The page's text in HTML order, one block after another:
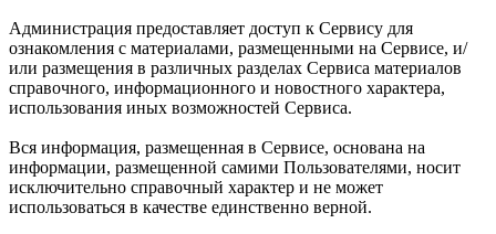
Администрация предоставляет доступ к Сервису для
ознакомления с материалами, размещенными на Сервисе, и/
или размещения в различных разделах Сервиса материалов
справочного, информационного и новостного характера,
использования иных возможностей Сервиса.
Вся информация, размещенная в Сервисе, основана на
информации, размещенной самими Пользователями, носит
исключительно справочный характер и не может
использоваться в качестве единственно верной.